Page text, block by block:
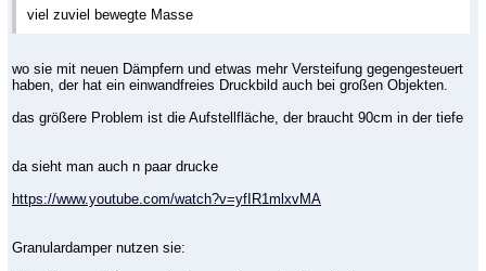
viel zuviel bewegte Masse
wo sie mit neuen Dämpfern und etwas mehr Versteifung gegengesteuert
haben, der hat ein einwandfreies Druckbild auch bei großen Objekten.
das größere Problem ist die Aufstellfläche, der braucht 90cm in der tiefe
da sieht man auch n paar drucke
https://www.youtube.com/watch?v=yfIR1mlxvMA
Granulardamper nutzen sie: